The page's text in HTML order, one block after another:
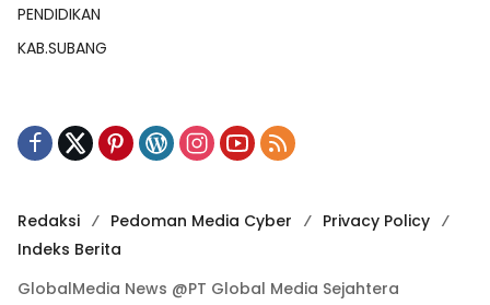
PENDIDIKAN
KAB.SUBANG
Redaksi Pedoman Media Cyber
Privacy Policy
Indeks Berita
GlobalMedia News @PT Global Media Sejahtera